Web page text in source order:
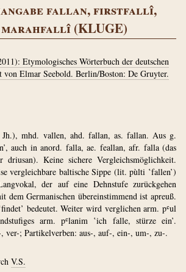
fallan, firstfallî,
(KLUGE)
Etymologisches Wörterbuch der deutschen
von Elmar Seebold. Berlin/Boston: De Gruyter.
mhd. vallen, ahd. fallan, as. fallan. Aus g.
auch in ­anord. falla, ae. feallan, afr. falla (das
driusan). Keine sichere Vergleichsmöglichkeit.
vergleichbare baltische Sippe (lit. pùlti ‛fallen’)
der auf eine Dehnstufe zurückgehen
dem Germanischen übereinstimmend ist ­apreuß.
bedeutet. Weiter wird verglichen arm. pʿul
arm. pʿlanim ‛ich falle, stürze ein’.
ver-; Partikelverben: aus-, auf-, ein-, um-, zu-.
V.S.